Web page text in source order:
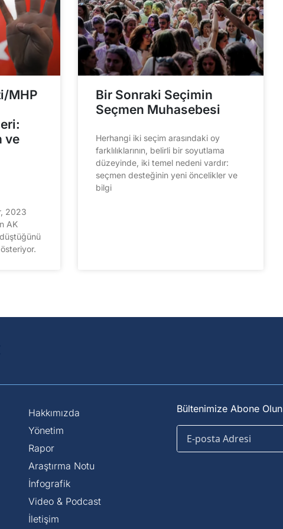
MHP
ve
2023
AK
düştüğünü
Bir Sonraki Seçimin
Seçmen Muhasebesi
Herhangi iki seçim arasındaki oy
farklılıklarının, belirli bir soyutlama
düzeyinde, iki temel nedeni vardır:
seçmen desteğinin yeni öncelikler ve
bilgi
Hakkımızda
Yönetim
Rapor
Araştırma Notu
İnfografik
Video & Podcast
İletişim
Bültenimize Abone Olun